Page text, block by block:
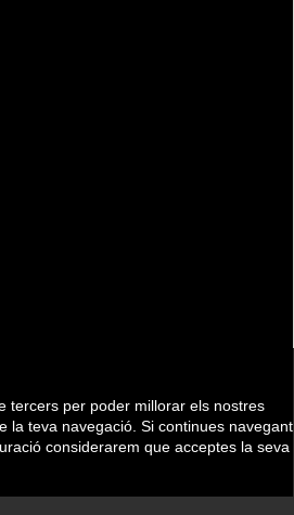
tercers per poder millorar els nostres
la teva navegació. Si continues navegant
considerarem que acceptes la seva